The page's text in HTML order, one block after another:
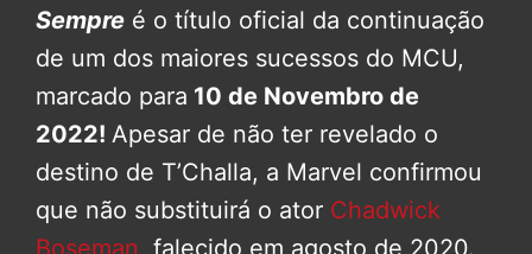
Sempre é o título oficial da continuação
de um dos maiores sucessos do MCU,
marcado para 10 de Novembro de
2022! Apesar de não ter revelado o
destino de T’Challa, a Marvel confirmou
que não substituirá o ator Chadwick
Boseman , falecido em agosto de 2020.